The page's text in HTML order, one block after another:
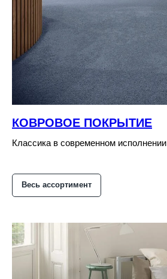
КОВРОВОЕ ПОКРЫТИЕ
Классика в современном исполнении
Весь ассортимент